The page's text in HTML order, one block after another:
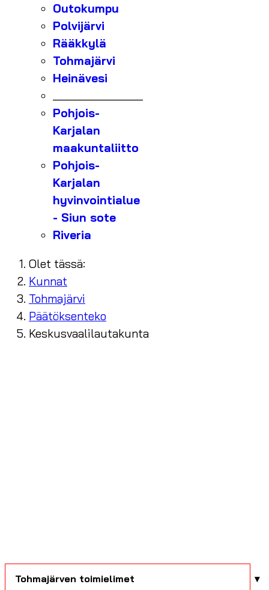
Outokumpu
Polvijärvi
Rääkkylä
Tohmajärvi
Heinävesi
Pohjois-
Karjalan
maakuntaliitto
Pohjois-
Karjalan
hyvinvointialue
- Siun sote
Riveria
Olet tässä:
Kunnat
Tohmajärvi
Päätöksenteko
Keskusvaalilautakunta
Tohmajärven toimielimet